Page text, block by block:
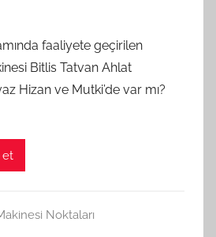
faaliyete geçirilen
Bitlis Tatvan Ahlat
Hizan ve Mutki’de var mı?
et
Noktaları